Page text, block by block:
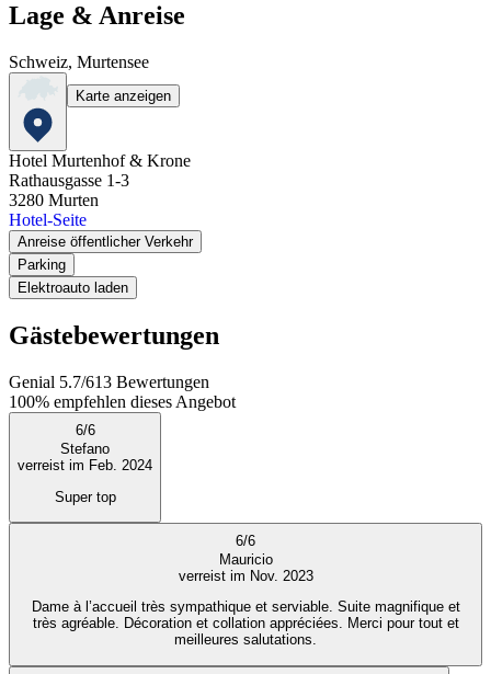
Lage & Anreise
Schweiz, Murtensee
Karte anzeigen
Hotel Murtenhof & Krone
Rathausgasse 1-3
3280 Murten
Hotel-Seite
Anreise öffentlicher Verkehr
Parking
Elektroauto laden
Gästebewertungen
Genial 5.7/613 Bewertungen
100% empfehlen dieses Angebot
6/6
Stefano
verreist im Feb. 2024
Super top
6/6
Mauricio
verreist im Nov. 2023
Dame à l’accueil très sympathique et serviable. Suite magnifique et
très agréable. Décoration et collation appréciées. Merci pour tout et
meilleures salutations.